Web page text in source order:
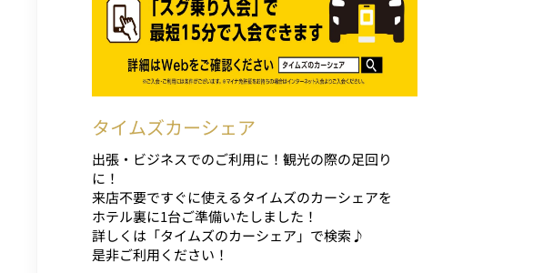
タイムズカーシェア
出張・ビジネスでのご利用に！観光の際の足回り
に！
来店不要ですぐに使えるタイムズのカーシェアを
ホテル裏に1台ご準備いたしました！
詳しくは「タイムズのカーシェア」で検索♪
是非ご利用ください！